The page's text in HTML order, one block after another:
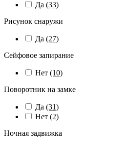
Да (33)
Рисунок снаружи
Да (27)
Сейфовое запирание
Нет (10)
Поворотник на замке
Да (31)
Нет (2)
Ночная задвижка